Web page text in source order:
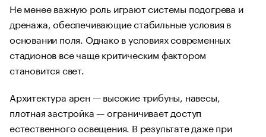
Не менее важную роль играют системы подогрева и
дренажа, обеспечивающие стабильные условия в
основании поля. Однако в условиях современных
стадионов все чаще критическим фактором
становится свет.
Архитектура арен — высокие трибуны, навесы,
плотная застройка — ограничивает доступ
естественного освещения. В результате даже при